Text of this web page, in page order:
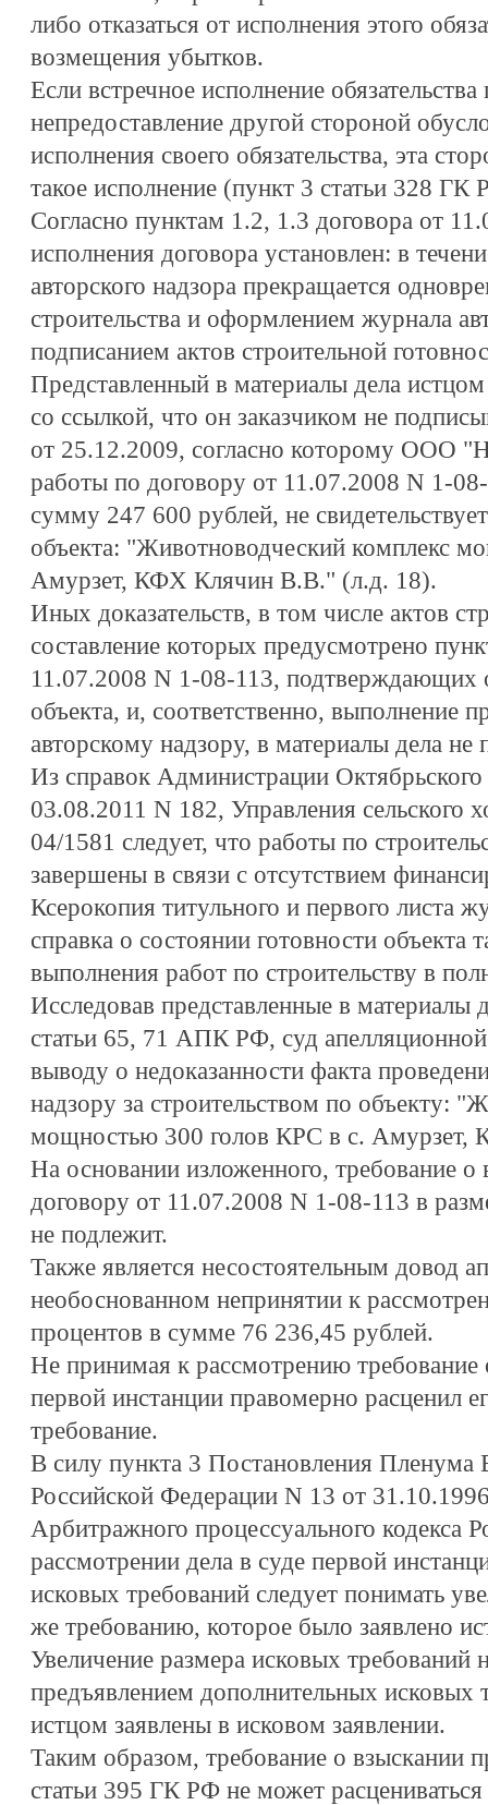
либо отказаться от исполнения этого
возмещения убытков.
Если встречное исполнение
непредоставление другой стороной
исполнения своего обязательства, эта
такое исполнение (пункт 3 статьи 328 ГК
Согласно пунктам 1.2, 1.3 договора от
исполнения договора установлен: в
авторского надзора прекращается
строительства и оформлением журнала
подписанием актов строительной
Представленный в материалы дела
со ссылкой, что он заказчиком не
от 25.12.2009, согласно которому
работы по договору от 11.07.2008 N 1-
сумму 247 600 рублей, не
объекта: "Животноводческий комплекс
Амурзет, КФХ Клячин В.В." (л.д. 18).
Иных доказательств, в том числе актов
составление которых предусмотрено
11.07.2008 N 1-08-113, подтверждающих
объекта, и, соответственно, выполнение
авторскому надзору, в материалы дела не
Из справок Администрации
03.08.2011 N 182, Управления сельского
04/1581 следует, что работы по
завершены в связи с отсутствием
Ксерокопия титульного и первого листа
справка о состоянии готовности объекта
выполнения работ по строительству в
Исследовав представленные в материалы
статьи 65, 71 АПК РФ, суд
выводу о недоказанности факта
надзору за строительством по объекту:
мощностью 300 голов КРС в с.
На основании изложенного, требование о
договору от 11.07.2008 N 1-08-113 в
не подлежит.
Также является несостоятельным довод
необоснованном непринятии к
процентов в сумме 76 236,45 рублей.
Не принимая к рассмотрению требование
первой инстанции правомерно расценил
требование.
В силу пункта 3 Постановления
Российской Федерации N 13 от
Арбитражного процессуального кодекса
рассмотрении дела в суде первой
исковых требований следует понимать
же требованию, которое было заявлено
Увеличение размера исковых требований
предъявлением дополнительных исковых
истцом заявлены в исковом заявлении.
Таким образом, требование о взыскании
статьи 395 ГК РФ не может